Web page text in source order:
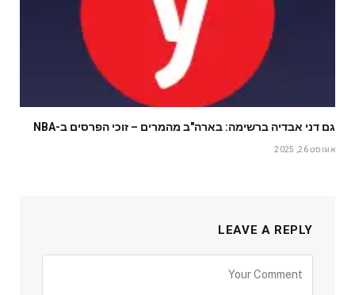
גם דני אבדיה ברשימה: בארה"ב מהמרים – זוכי הפרסים ב-NBA
אוגוסט 26, 2025
LEAVE A REPLY